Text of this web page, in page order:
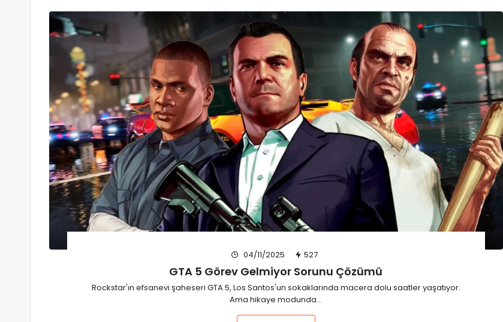
04/11/2025 527
GTA 5 Görev Gelmiyor Sorunu Çözümü
Rockstar'ın efsanevi şaheseri GTA 5, Los Santos'un sokaklarında macera dolu saatler yaşatıyor.
Ama hikaye modunda…
HABER
wp2shell (CVE-2026-63030) Nedir?
WordPress Kullanıcıları İçin Kritik
Güvenlik Uyarısı
admin 07/08/2026